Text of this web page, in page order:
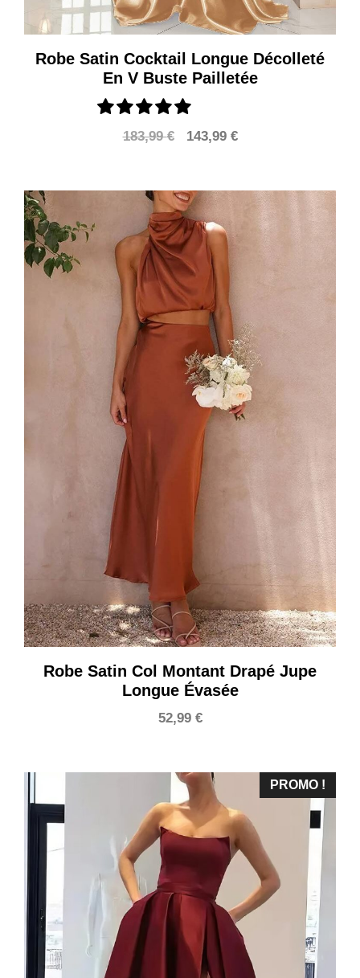
Robe Satin Cocktail Longue Décolleté
En V Buste Pailletée
183,99€
Le
était :
183,99 €.
143,99 €Le
est :
143,99 €.
Robe Satin Col Montant Drapé Jupe
Longue Évasée
52,99 €
PROMO !